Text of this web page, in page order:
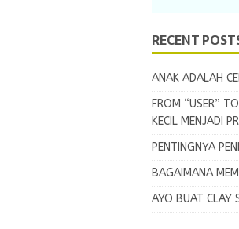
RECENT
ANAK ADALAH
FROM “USER”
KECIL MENJADI
PENTINGNYA
BAGAIMANA
AYO BUAT CLAY